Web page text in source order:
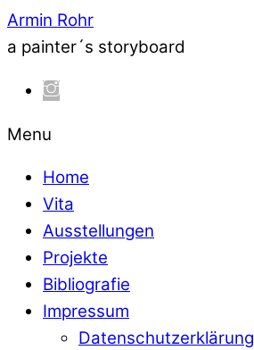
Armin Rohr
a painter´s storyboard
Menu
Home
Vita
Ausstellungen
Projekte
Bibliografie
Impressum
Datenschutzerklärung